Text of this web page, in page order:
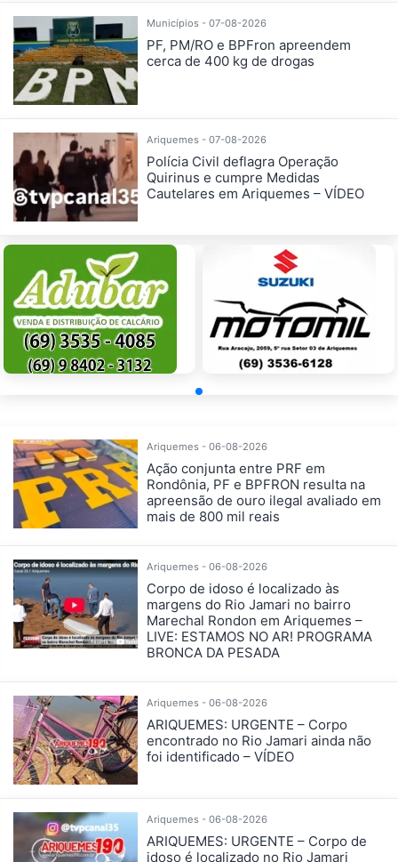
Municípios - 07-08-2026
PF, PM/RO e BPFron apreendem
cerca de 400 kg de drogas
Ariquemes - 07-08-2026
Polícia Civil deflagra Operação
Quirinus e cumpre Medidas
Cautelares em Ariquemes – VÍDEO
Ariquemes - 06-08-2026
Ação conjunta entre PRF em
Rondônia, PF e BPFRON resulta na
apreensão de ouro ilegal avaliado em
mais de 800 mil reais
Ariquemes - 06-08-2026
Corpo de idoso é localizado às
margens do Rio Jamari no bairro
Marechal Rondon em Ariquemes –
LIVE: ESTAMOS NO AR! PROGRAMA
BRONCA DA PESADA
Ariquemes - 06-08-2026
ARIQUEMES: URGENTE – Corpo
encontrado no Rio Jamari ainda não
foi identificado – VÍDEO
Ariquemes - 06-08-2026
ARIQUEMES: URGENTE – Corpo de
idoso é localizado no Rio Jamari